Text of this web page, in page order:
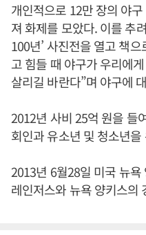
개인적으로 12만 장의 야
져 화제를 모았다. 이를 추
100년’ 사진전을 열고 책
고 힘들 때 야구가 우리에
살리길 바란다”며 야구에
2012년 사비 25억 원을 들
회인과 유소년 및 청소년
2013년 6월28일 미국 뉴
레인저스와 뉴욕 양키스의